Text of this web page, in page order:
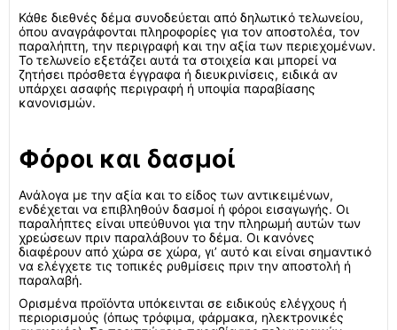
Κάθε διεθνές δέμα συνοδεύεται από δηλωτικό τελωνείου,
όπου αναγράφονται πληροφορίες για τον αποστολέα, τον
παραλήπτη, την περιγραφή και την αξία των περιεχομένων.
Το τελωνείο εξετάζει αυτά τα στοιχεία και μπορεί να
ζητήσει πρόσθετα έγγραφα ή διευκρινίσεις, ειδικά αν
υπάρχει ασαφής περιγραφή ή υποψία παραβίασης
κανονισμών.
Φόροι και δασμοί
Ανάλογα με την αξία και το είδος των αντικειμένων,
ενδέχεται να επιβληθούν δασμοί ή φόροι εισαγωγής. Οι
παραλήπτες είναι υπεύθυνοι για την πληρωμή αυτών των
χρεώσεων πριν παραλάβουν το δέμα. Οι κανόνες
διαφέρουν από χώρα σε χώρα, γι’ αυτό και είναι σημαντικό
να ελέγχετε τις τοπικές ρυθμίσεις πριν την αποστολή ή
παραλαβή.
Ορισμένα προϊόντα υπόκεινται σε ειδικούς ελέγχους ή
περιορισμούς (όπως τρόφιμα, φάρμακα, ηλεκτρονικές